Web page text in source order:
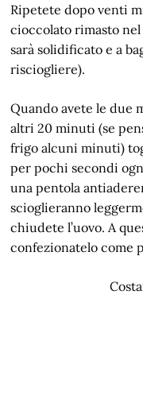
Ripetete dopo venti
cioccolato rimasto
sarà solidificato e a
risciogliere).
Quando avete le due
altri 20 minuti (se
frigo alcuni minuti)
per pochi secondi
una pentola
scioglieranno
chiudete l’uovo. A
confezionatelo come